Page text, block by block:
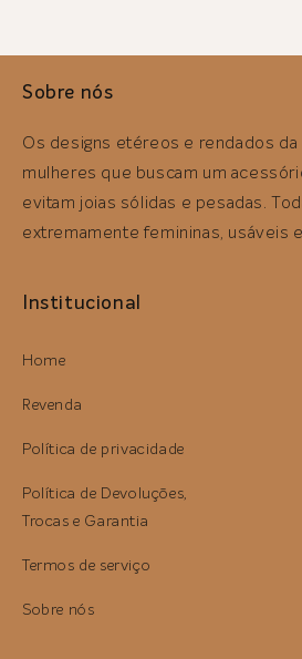
Sobre nós
Os designs etéreos e rendados da
mulheres que buscam um
evitam joias sólidas e pesadas.
extremamente femininas, usáveis
Institucional
Home
Revenda
Política de privacidade
Política de Devoluções,
Trocas e Garantia
Termos de serviço
Sobre nós